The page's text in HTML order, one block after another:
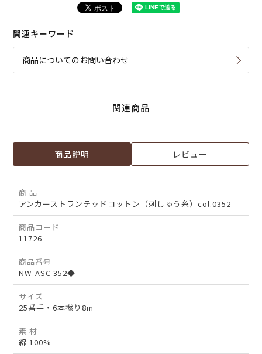
関連キーワード
商品についてのお問い合わせ
関連商品
商品説明 レビュー
商 品
アンカーストランテッドコットン（刺しゅう糸）col.0352
商品コード
11726
商品番号
NW-ASC 352◆
サイズ
25番手・6本撚り8m
素 材
綿 100%